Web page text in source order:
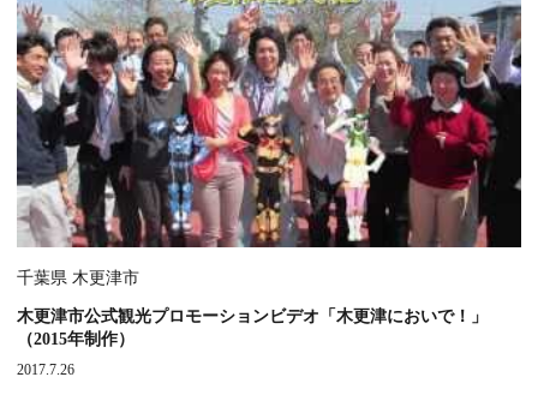
千葉県 木更津市
木更津市公式観光プロモーションビデオ「木更津においで！」
（2015年制作）
2017.7.26